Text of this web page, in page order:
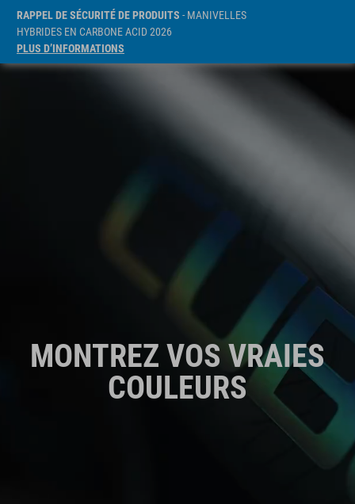
RAPPEL DE SÉCURITÉ DE PRODUITS - MANIVELLES
HYBRIDES EN CARBONE ACID 2026
PLUS D’INFORMATIONS
MONTREZ VOS VRAIES
COULEURS